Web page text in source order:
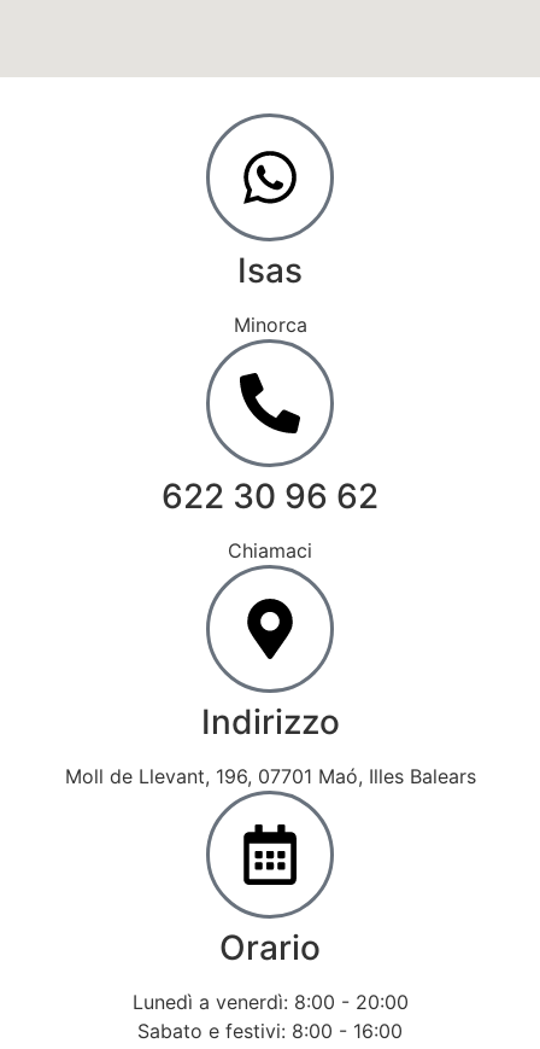
Isas
Minorca
622 30 96 62
Chiamaci
Indirizzo
Moll de Llevant, 196, 07701 Maó, Illes Balears
Orario
Lunedì a venerdì: 8:00 - 20:00
Sabato e festivi: 8:00 - 16:00